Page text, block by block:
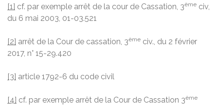
[1] cf. par exemple arrêt de la cour de Cassation, 3ème civ,
du 6 mai 2003, 01-03.521
[2] arrêt de la Cour de cassation, 3ème civ., du 2 février
2017, n° 15-29.420
[3] article 1792-6 du code civil
[4] cf. par exemple arrêt de la Cour de Cassation 3ème